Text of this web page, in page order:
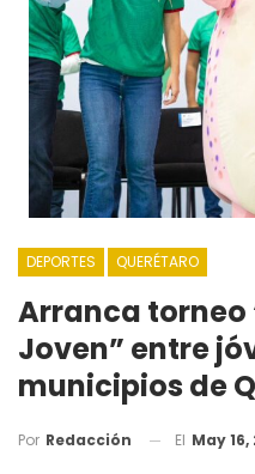
DEPORTES QUERÉTARO
Arranca torneo
Joven” entre
municipios de
Por Redacción El May 16,